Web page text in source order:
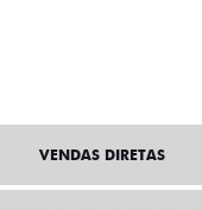
VENDAS DIRETAS